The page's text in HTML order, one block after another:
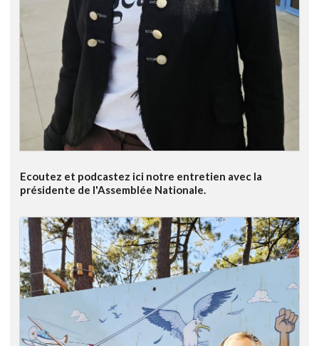
Ecoutez et podcastez ici notre entretien avec la
présidente de l'Assemblée Nationale.